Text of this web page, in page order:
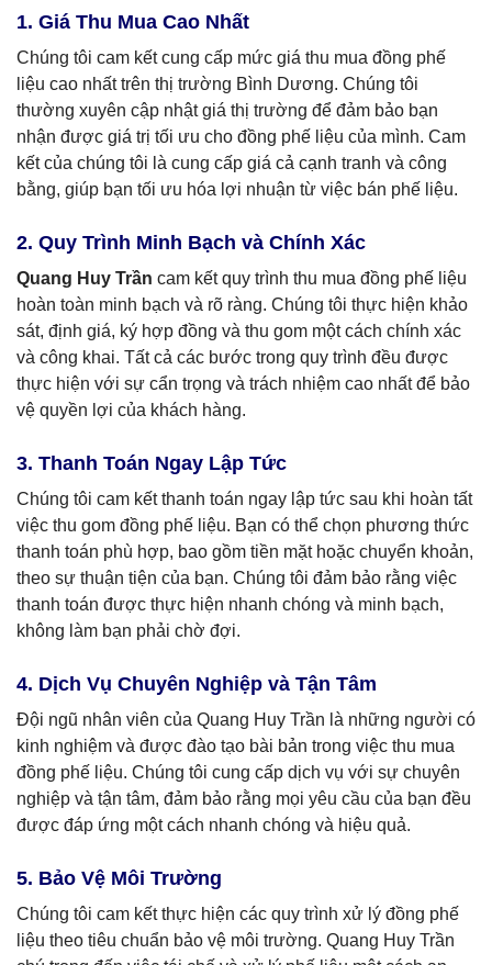
1. Giá Thu Mua Cao Nhất
Chúng tôi cam kết cung cấp mức giá thu mua đồng phế
liệu cao nhất trên thị trường Bình Dương. Chúng tôi
thường xuyên cập nhật giá thị trường để đảm bảo bạn
nhận được giá trị tối ưu cho đồng phế liệu của mình. Cam
kết của chúng tôi là cung cấp giá cả cạnh tranh và công
bằng, giúp bạn tối ưu hóa lợi nhuận từ việc bán phế liệu.
2. Quy Trình Minh Bạch và Chính Xác
Quang Huy Trần cam kết quy trình thu mua đồng phế liệu
hoàn toàn minh bạch và rõ ràng. Chúng tôi thực hiện khảo
sát, định giá, ký hợp đồng và thu gom một cách chính xác
và công khai. Tất cả các bước trong quy trình đều được
thực hiện với sự cẩn trọng và trách nhiệm cao nhất để bảo
vệ quyền lợi của khách hàng.
3. Thanh Toán Ngay Lập Tức
Chúng tôi cam kết thanh toán ngay lập tức sau khi hoàn tất
việc thu gom đồng phế liệu. Bạn có thể chọn phương thức
thanh toán phù hợp, bao gồm tiền mặt hoặc chuyển khoản,
theo sự thuận tiện của bạn. Chúng tôi đảm bảo rằng việc
thanh toán được thực hiện nhanh chóng và minh bạch,
không làm bạn phải chờ đợi.
4. Dịch Vụ Chuyên Nghiệp và Tận Tâm
Đội ngũ nhân viên của Quang Huy Trần là những người có
kinh nghiệm và được đào tạo bài bản trong việc thu mua
đồng phế liệu. Chúng tôi cung cấp dịch vụ với sự chuyên
nghiệp và tận tâm, đảm bảo rằng mọi yêu cầu của bạn đều
được đáp ứng một cách nhanh chóng và hiệu quả.
5. Bảo Vệ Môi Trường
Chúng tôi cam kết thực hiện các quy trình xử lý đồng phế
liệu theo tiêu chuẩn bảo vệ môi trường. Quang Huy Trần